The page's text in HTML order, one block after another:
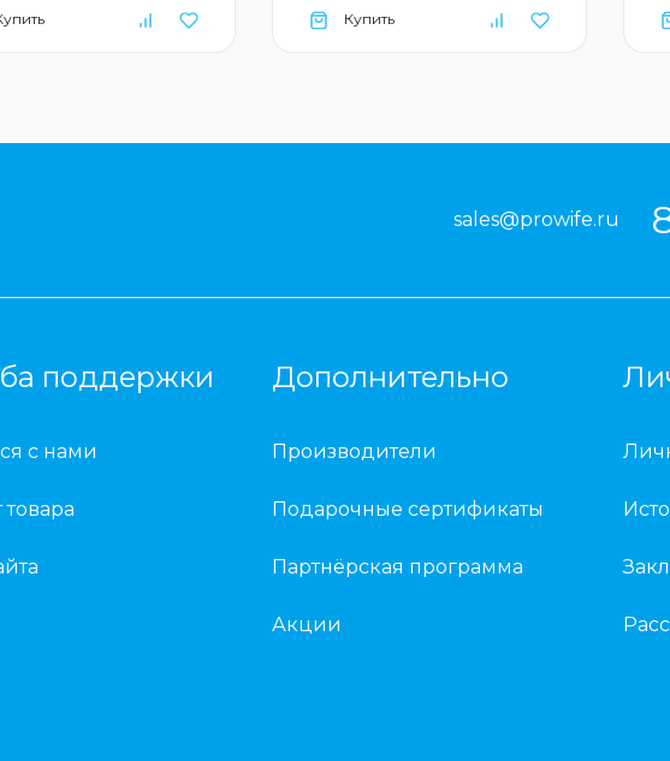
Купить
sales@prowife.ru
поддержки
с нами
товара
Дополнительно
Производители
Подарочные сертификаты
Партнёрская программа
Акции